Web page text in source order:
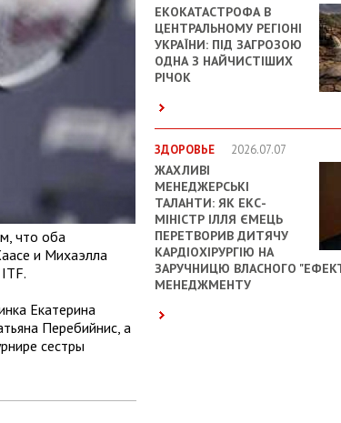
ЕКОКАТАСТРОФА В
ЦЕНТРАЛЬНОМУ РЕГІОНІ
УКРАЇНИ: ПІД ЗАГРОЗОЮ
ОДНА З НАЙЧИСТІШИХ
РІЧОК
ЗДОРОВЬЕ 2026.07.07
ЖАХЛИВІ
МЕНЕДЖЕРСЬКІ
ТАЛАНТИ: ЯК ЕКС-
МІНІСТР ІЛЛЯ ЄМЕЦЬ
ПЕРЕТВОРИВ ДИТЯЧУ
КАРДІОХІРУРГІЮ НА
ЗАРУЧНИЦЮ ВЛАСНОГО
МЕНЕДЖМЕНТУ
что оба
и Михаэлла
Екатерина
Перебийнис, а
сестры